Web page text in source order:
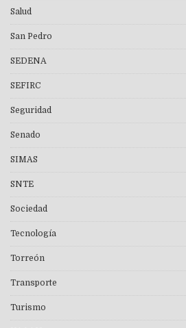
Salud
San Pedro
SEDENA
SEFIRC
Seguridad
Senado
SIMAS
SNTE
Sociedad
Tecnología
Torreón
Transporte
Turismo